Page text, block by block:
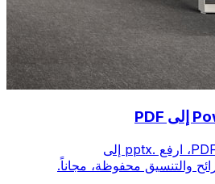
لتحويل PowerPoint إلى PDF، ارفع .pptx إلى